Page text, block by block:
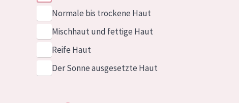
Normale bis trockene Haut
Mischhaut und fettige Haut
Reife Haut
Der Sonne ausgesetzte Haut